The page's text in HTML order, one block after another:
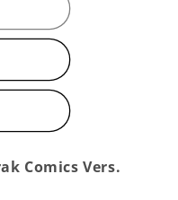
Comics Vers.